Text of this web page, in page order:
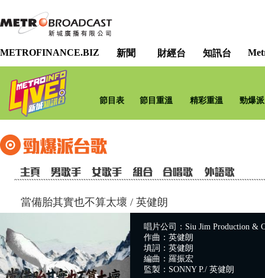
METROFINANCE.BIZ 新聞 財經台 知訊台
節目表 節目重溫 精彩重溫 勁爆
當備胎其實也不算太壞 / 英健朗
唱片公司：Siu Jim Production &
作曲：英健朗
填詞：英健朗
編曲：羅振宏
監製：SONNY P./ 英健朗